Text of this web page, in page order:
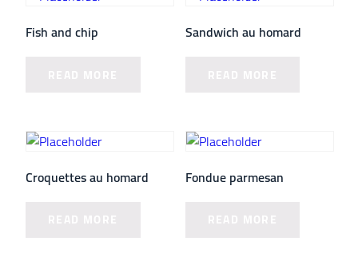
Fish and chip Sandwich au homard
Croquettes au homard Fondue parmesan